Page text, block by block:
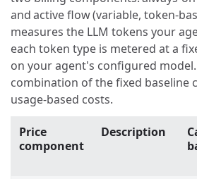
and active flow (variable, token-
measures the LLM tokens your
each token type is metered at a
on your agent's configured model.
combination of the fixed baseline
usage-based costs.
Price
component
Description